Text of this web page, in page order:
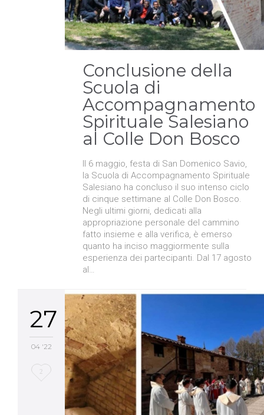
Conclusione della
Scuola di
Accompagnamento
Spirituale Salesiano
al Colle Don Bosco
Il 6 maggio, festa di San Domenico Savio,
la Scuola di Accompagnamento Spirituale
Salesiano ha concluso il suo intenso ciclo
di cinque settimane al Colle Don Bosco.
Negli ultimi giorni, dedicati alla
appropriazione personale del cammino
fatto insieme e alla verifica, è emerso
quanto ha inciso maggiormente sulla
esperienza dei partecipanti. Dal 17 agosto
al…
27
04 '22
Love
2